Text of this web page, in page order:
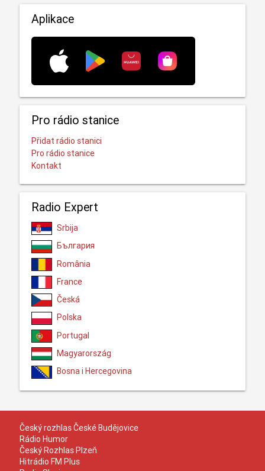
Aplikace
Pro rádio stanice
Přidat rádio stanici
Pro rádio stanice
Kontakt
Radio Expert
Srbija
България
România
France
Česká
Polska
Portugal
Magyarország
Bosna i Hercegovina
Český rozhlas České Budějovice
Rádio Humor
Český Rozhlas Plzeň
Hitrádio FM Plus